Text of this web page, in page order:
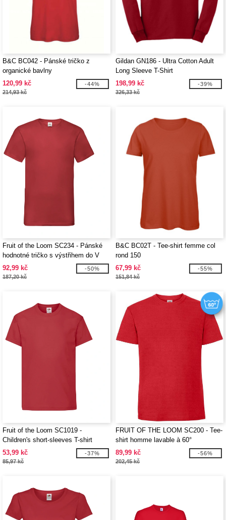
B&C BC042 - Pánské tričko z
organické bavlny
120,99 kč
214,93 kč
-44%
Gildan GN186 - Ultra Cotton Adult
Long Sleeve T-Shirt
198,99 kč
326,33 kč
-39%
Fruit of the Loom SC234 - Pánské
hodnotné tričko s výstřihem do V
92,99 kč
187,20 kč
-50%
B&C BC02T - Tee-shirt femme col
rond 150
67,99 kč
151,84 kč
-55%
Fruit of the Loom SC1019 -
Children's short-sleeves T-shirt
53,99 kč
85,97 kč
-37%
FRUIT OF THE LOOM SC200 - Tee-
shirt homme lavable à 60°
89,99 kč
202,45 kč
-56%